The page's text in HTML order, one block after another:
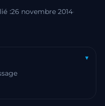
:26 novembre 2014·
▾